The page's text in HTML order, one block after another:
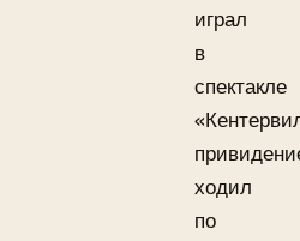
играл
в
спектакле
ходил
по